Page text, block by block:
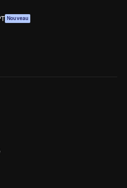
Nouveau